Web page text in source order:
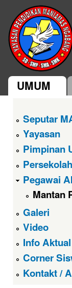
Main menu
UMUM
Seputar
Yayasan
Pimpinan
Pegawai
Mantan
Galeri
Video
Info Aktual
Corner
Kontakt /